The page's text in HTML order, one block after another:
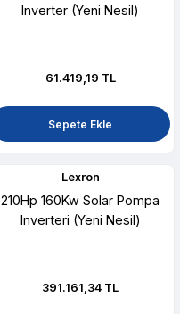
Inverter (Yeni Nesil)
61.419,19 TL
Sepete Ekle
Lexron
210Hp 160Kw Solar Pompa
Inverteri (Yeni Nesil)
391.161,34 TL